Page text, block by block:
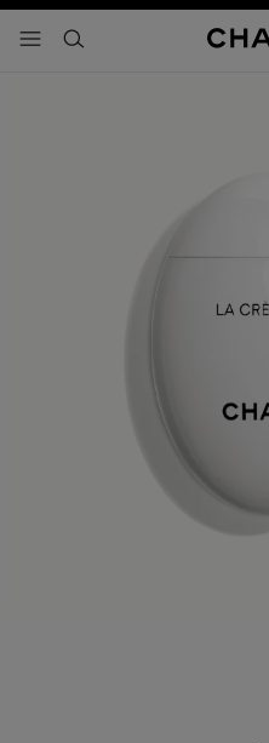
- navegación principal
buscar